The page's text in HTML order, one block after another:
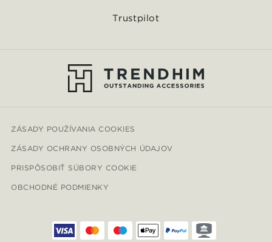
Trustpilot
ZÁSADY POUŽÍVANIA COOKIES
ZÁSADY OCHRANY OSOBNÝCH ÚDAJOV
PRISPÔSOBIŤ SÚBORY COOKIE
OBCHODNÉ PODMIENKY